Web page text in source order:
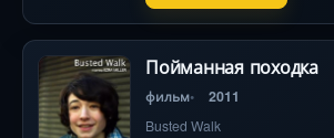
Пойманная походка
фильм 2011
Busted Walk